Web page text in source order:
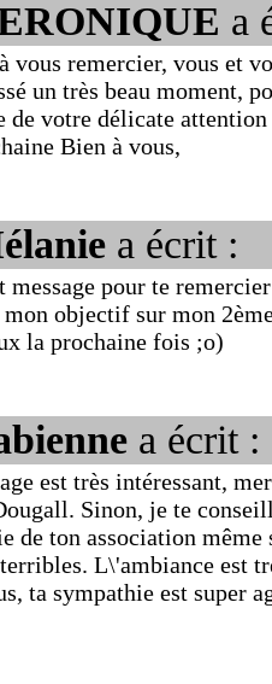
a
vous remercier, vous et
un très beau moment,
de votre délicate
Bien à vous,
a écrit :
message pour te
objectif sur mon
la prochaine fois ;o)
a écrit :
est très intéressant,
Sinon, je te
de ton association
L\'ambiance est
ta sympathie est super